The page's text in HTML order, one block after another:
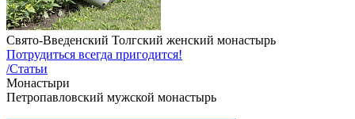
Свято-Введенский Толгский женский монастырь
Потрудиться всегда пригодится!
/Статьи
Монастыри
Петропавловский мужской монастырь